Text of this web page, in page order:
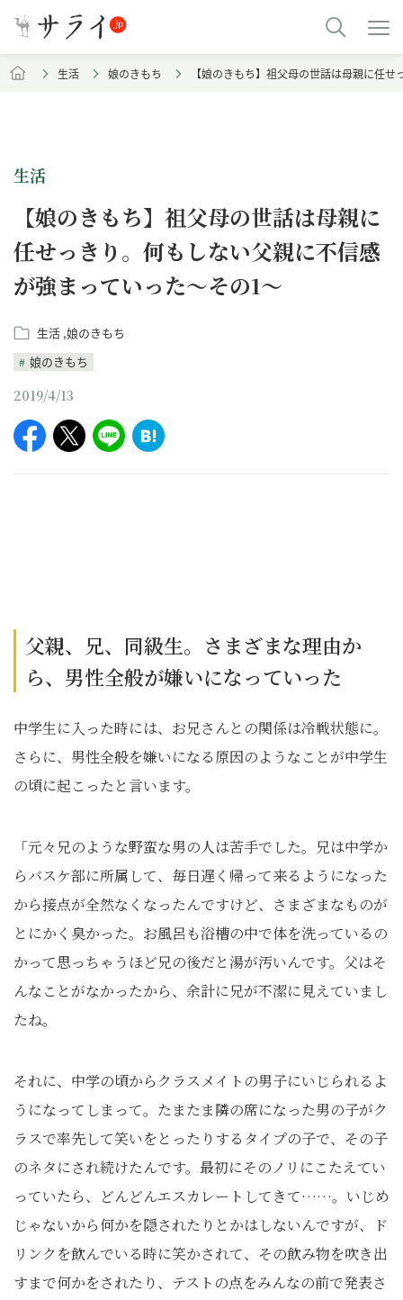
生活 娘のきもち 【娘のきもち】祖父母の世話は母親に任
生活
【娘のきもち】祖父母の世話は母親に
任せっきり。何もしない父親に不信感
が強まっていった～その1～
生活 娘のきもち
娘のきもち
2019/4/13
父親、兄、同級生。さまざまな理由か
ら、男性全般が嫌いになっていった
中学生に入った時には、お兄さんとの関係は冷戦状態に。
さらに、男性全般を嫌いになる原因のようなことが中学生
の頃に起こったと言います。
「元々兄のような野蛮な男の人は苦手でした。兄は中学か
らバスケ部に所属して、毎日遅く帰って来るようになった
から接点が全然なくなったんですけど、さまざまなものが
とにかく臭かった。お風呂も浴槽の中で体を洗っているの
かって思っちゃうほど兄の後だと湯が汚いんです。父はそ
んなことがなかったから、余計に兄が不潔に見えていまし
たね。
それに、中学の頃からクラスメイトの男子にいじられるよ
うになってしまって。たまたま隣の席になった男の子がク
ラスで率先して笑いをとったりするタイプの子で、その子
のネタにされ続けたんです。最初にそのノリにこたえてい
っていたら、どんどんエスカレートしてきて……。いじめ
じゃないから何かを隠されたりとかはしないんですが、ド
リンクを飲んでいる時に笑かされて、その飲み物を吹き出
すまで何かをされたり、テストの点をみんなの前で発表さ